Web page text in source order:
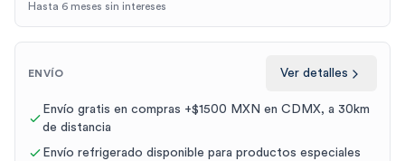
Hasta 6 meses sin intereses
ENVÍO Ver detalles
Envío gratis en compras +$1500 MXN en CDMX, a 30km
de distancia
Envío refrigerado disponible para productos especiales